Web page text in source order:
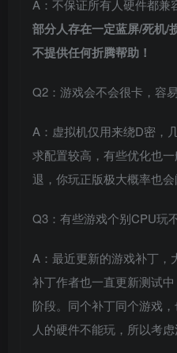
A：不保证所有人硬件都兼
部分人存在一定蓝屏/死机/
不提供任何折腾帮助！
Q2：游戏会不会很卡，容
A：虚拟机仅用来绕D密，
求配置较高，有些优化也
退，你玩正版极大概率也会
Q3：有些游戏个别CPU玩
A：最近更新的游戏补丁，
补丁作者也一直更新测试
阶段。同个补丁同个游戏
人的硬件不能玩，所以考虑